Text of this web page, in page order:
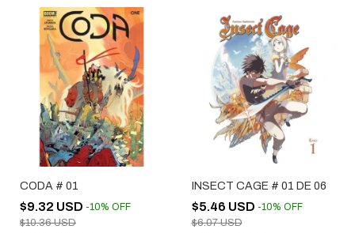
CODA # 01
$9.32 USD -10% OFF
$10.36 USD
INSECT CAGE # 01 DE 06
$5.46 USD -10% OFF
$6.07 USD